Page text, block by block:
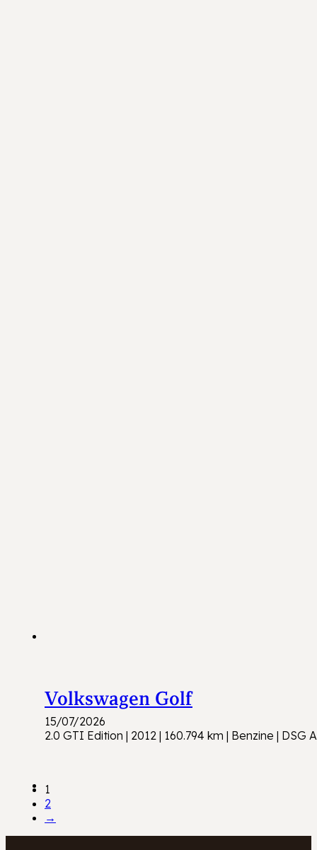
Volkswagen Golf
15/07/2026
2.0 GTI Edition | 2012 | 160.794 km | Benzine |
1
2
→